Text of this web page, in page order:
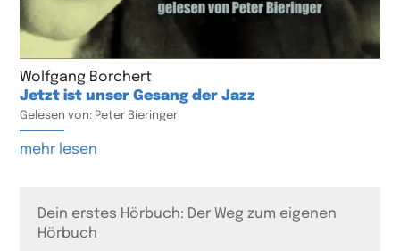
Wolfgang Borchert
Jetzt ist unser Gesang der Jazz
Gelesen von: Peter Bieringer
mehr lesen
Dein erstes Hörbuch: Der Weg zum eigenen
Hörbuch